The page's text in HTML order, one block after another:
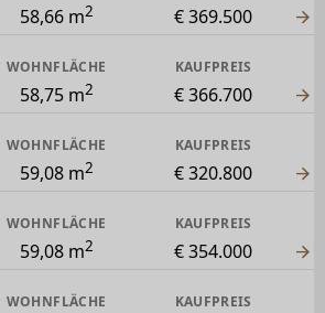
58,66 m2 € 369.500
WOHNFLÄCHE
58,75 m2
KAUFPREIS
€ 366.700
WOHNFLÄCHE
59,08 m2
KAUFPREIS
€ 320.800
WOHNFLÄCHE
59,08 m2
KAUFPREIS
€ 354.000
WOHNFLÄCHE KAUFPREIS